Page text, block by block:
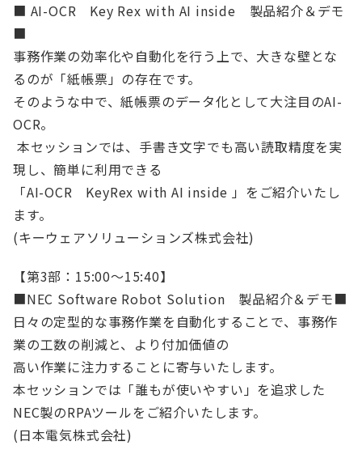
■ AI-OCR Key Rex with AI inside 製品紹介＆デモ
■
事務作業の効率化や自動化を行う上で、大きな壁とな
るのが「紙帳票」の存在です。
そのような中で、紙帳票のデータ化として大注目のAI-
OCR。
本セッションでは、手書き文字でも高い読取精度を実
現し、簡単に利用できる
「AI-OCR KeyRex with AI inside 」をご紹介いたし
ます。
(キーウェアソリューションズ株式会社)
【第3部：15:00～15:40】
■NEC Software Robot Solution 製品紹介＆デモ■
日々の定型的な事務作業を自動化することで、事務作
業の工数の削減と、より付加価値の
高い作業に注力することに寄与いたします。
本セッションでは「誰もが使いやすい」を追求した
NEC製のRPAツールをご紹介いたします。
(日本電気株式会社)